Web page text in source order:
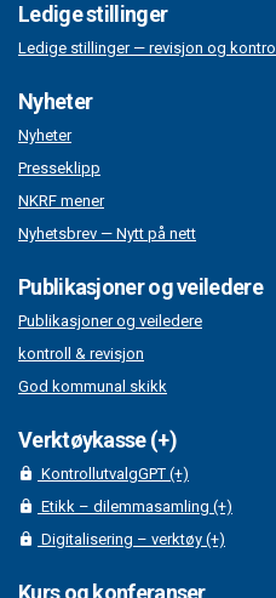
Ledige stillinger
Ledige stillinger — revisjon og kontroll
Nyheter
Nyheter
Presseklipp
NKRF mener
Nyhetsbrev — Nytt på nett
Publikasjoner og veiledere
Publikasjoner og veiledere
kontroll & revisjon
God kommunal skikk
Verktøykasse (+)
KontrollutvalgGPT (+)
Etikk – dilemmasamling (+)
Digitalisering – verktøy (+)
Kurs og konferanser